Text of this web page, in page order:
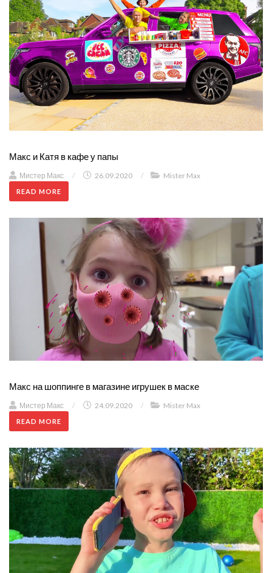
Макс и Катя в кафе у папы
Мистер Макс / 26.09.2020 / Mister Max
READ MORE
Макс на шоппинге в магазине игрушек в маске
Мистер Макс / 24.09.2020 / Mister Max
READ MORE